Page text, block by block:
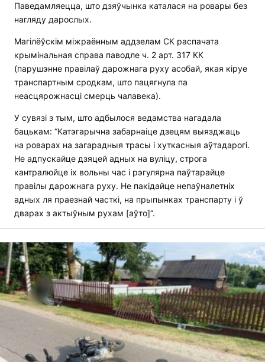
Паведамляецца, што дзяўчынка каталася на ровары без
нагляду дарослых.
Магілёўскім міжраённым аддзелам СК распачата
крымінальная справа паводле ч. 2 арт. 317 КК
(парушэнне правілаў дарожнага руху асобай, якая кіруе
транспартным сродкам, што пацягнула па
неасцярожнасці смерць чалавека).
У сувязі з тым, што адбылося ведамства нагадала
бацькам: “Катэгарычна забарнаіце дзецям выязджаць
на роварах на загарадныя трасы і хуткасныя аўтадарогі.
Не адпускайце дзяцей адных на вуліцу, строга
кантралюйце іх вольны час і рэгулярна паўтарайце
правілы дарожнага руху. Не пакідайце непаўналетніх
адных ля праезнай часткі, на прыпынках транспарту і ў
дварах з актыўным рухам [аўто]“.